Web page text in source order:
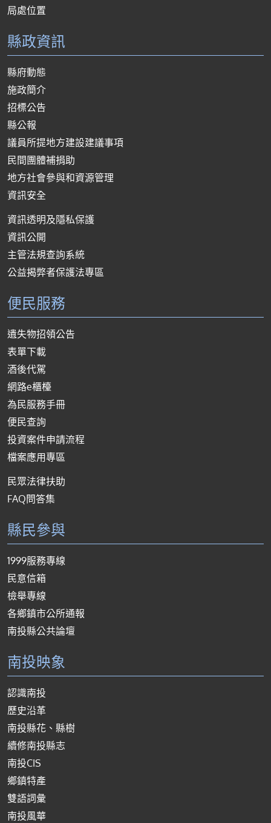
局處位置
縣政資訊
縣府動態
施政簡介
招標公告
縣公報
議員所提地方建設建議事項
民間團體補捐助
地方社會參與和資源管理
資訊安全
資訊透明及隱私保護
資訊公開
主管法規查詢系統
公益揭弊者保護法專區
便民服務
遺失物招領公告
表單下載
酒後代駕
網路e櫃檯
為民服務手冊
便民查詢
投資案件申請流程
檔案應用專區
民眾法律扶助
FAQ問答集
縣民參與
1999服務專線
民意信箱
檢舉專線
各鄉鎮市公所通報
南投縣公共論壇
南投映象
認識南投
歷史沿革
南投縣花、縣樹
續修南投縣志
南投CIS
鄉鎮特產
雙語詞彙
南投風華